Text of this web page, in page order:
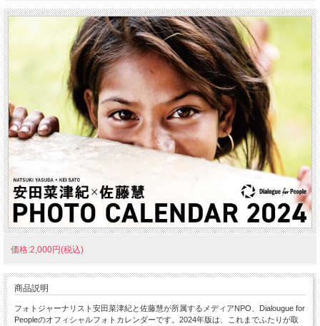
価格:2,000円(税込)
商品説明
フォトジャーナリスト安田菜津紀と佐藤慧が所属するメディアNPO、Dialougue for
Peopleのオフィシャルフォトカレンダーです。2024年版は、これまでふたりが取